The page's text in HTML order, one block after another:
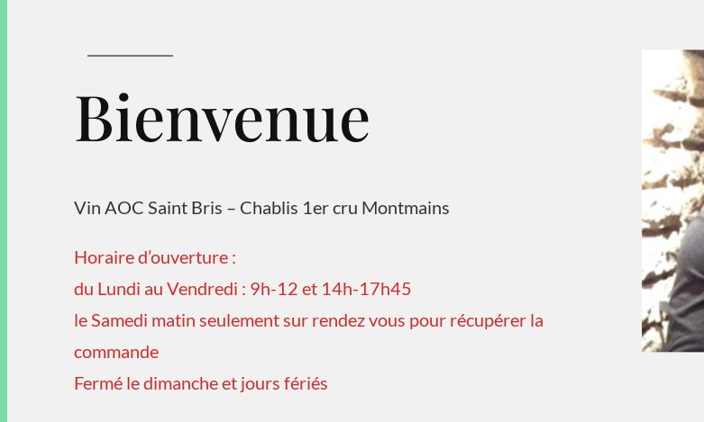
Bienvenue
Vin AOC Saint Bris – Chablis 1er cru Montmains
Horaire d’ouverture :
du Lundi au Vendredi : 9h-12 et 14h-17h45
le Samedi matin seulement sur rendez vous pour récupérer la
commande
Fermé le dimanche et jours fériés